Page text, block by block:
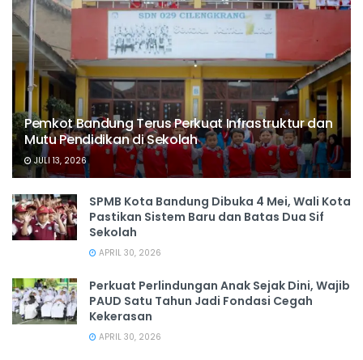
Pemkot Bandung Terus Perkuat Infrastruktur dan
Mutu Pendidikan di Sekolah
JULI 13, 2026
SPMB Kota Bandung Dibuka 4 Mei, Wali Kota
Pastikan Sistem Baru dan Batas Dua Sif
Sekolah
APRIL 30, 2026
Perkuat Perlindungan Anak Sejak Dini, Wajib
PAUD Satu Tahun Jadi Fondasi Cegah
Kekerasan
APRIL 30, 2026